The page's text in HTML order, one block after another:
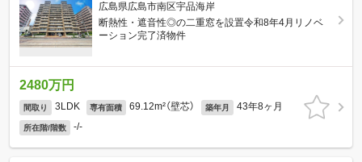
広島県広島市南区宇品海岸
断熱性・遮音性◎の二重窓を設置令和8年4月リノベ
ーション完了済物件
2480万円
間取り 3LDK 専有面積 69.12m²（壁芯） 築年月 43年8ヶ月
所在階/階数 -/-